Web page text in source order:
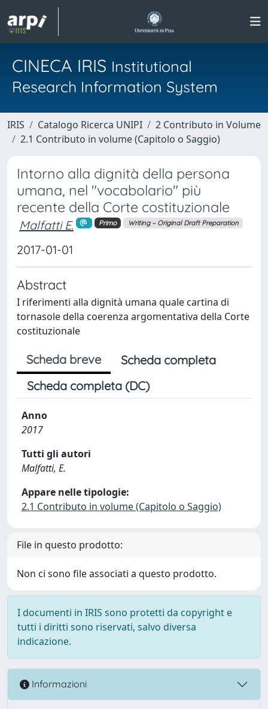
CINECA IRIS Institutional
Research Information System
IRIS Catalogo Ricerca UNIPI
2 Contributo in Volume
2.1 Contributo in volume (Capitolo o Saggio)
Intorno alla dignità della persona
umana, nel "vocabolario" più
recente della Corte costituzionale
Malfatti E. Primo Writing – Original Draft Preparation
2017-01-01
Abstract
I riferimenti alla dignità umana quale cartina di
tornasole della coerenza argomentativa della Corte
costituzionale
Scheda breve
Scheda completa
Scheda completa (DC)
Anno
2017
Tutti gli autori
Malfatti, E.
Appare nelle tipologie:
2.1 Contributo in volume (Capitolo o Saggio)
File in questo prodotto:
Non ci sono file associati a questo prodotto.
I documenti in IRIS sono protetti da copyright e
tutti i diritti sono riservati, salvo diversa
indicazione.
Informazioni